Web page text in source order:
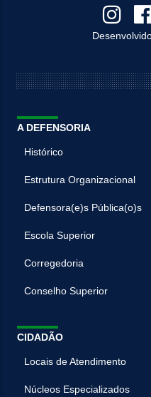
A DEFENSORIA
Histórico
Estrutura Organizacional
Defensora(e)s Pública(o)s
Escola Superior
Corregedoria
Conselho Superior
CIDADÃO
Locais de Atendimento
Núcleos Especializados